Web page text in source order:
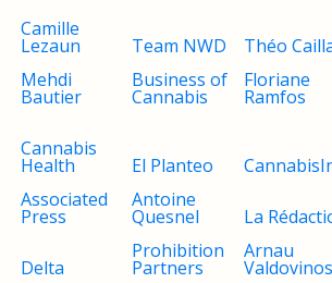
Camille
Lezaun Team NWD Théo
Mehdi
Bautier
Business of
Cannabis
Floriane
Ramfos
Cannabis
Health El Planteo
Associated
Press
Antoine
Quesnel La
Delta
Prohibition
Partners
Arnau
Valdovinos